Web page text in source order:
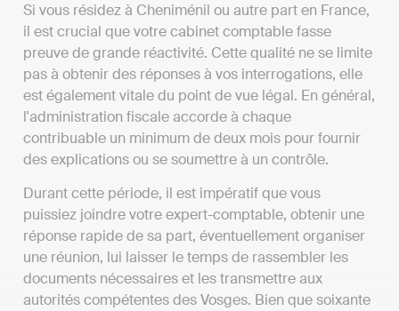
Si vous résidez à Cheniménil ou autre part en France,
il est crucial que votre cabinet comptable fasse
preuve de grande réactivité. Cette qualité ne se limite
pas à obtenir des réponses à vos interrogations, elle
est également vitale du point de vue légal. En général,
l'administration fiscale accorde à chaque
contribuable un minimum de deux mois pour fournir
des explications ou se soumettre à un contrôle.
Durant cette période, il est impératif que vous
puissiez joindre votre expert-comptable, obtenir une
réponse rapide de sa part, éventuellement organiser
une réunion, lui laisser le temps de rassembler les
documents nécessaires et les transmettre aux
autorités compétentes des Vosges. Bien que soixante